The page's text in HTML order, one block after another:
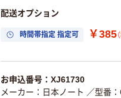
配送オプション
時間帯指定 指定可 ￥385
お申込番号：XJ61730
メーカー：日本ノート ／型番